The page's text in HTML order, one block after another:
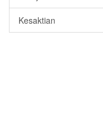
Kesaktian